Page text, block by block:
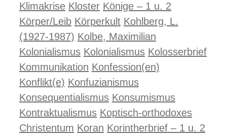
Klimakrise Kloster Könige – 1 u. 2
Körper/Leib Körperkult Kohlberg, L.
(1927-1987) Kolbe, Maximilian
Kolonialismus Kolonialismus Kolosserbrief
Kommunikation Konfession(en)
Konflikt(e) Konfuzianismus
Konsequentialismus Konsumismus
Kontraktualismus Koptisch-orthodoxes
Christentum Koran Korintherbrief – 1 u. 2